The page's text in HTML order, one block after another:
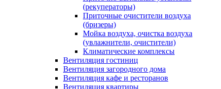
(рекуператоры)
Приточные очистители воздуха
(бризеры)
Мойка воздуха, очистка воздуха
(увлажнители, очистители)
Климатические комплексы
Вентиляция гостиниц
Вентиляция загородного дома
Вентиляция кафе и ресторанов
Вентиляция квартиры